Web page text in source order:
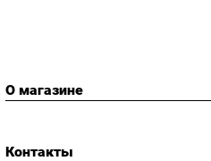
О магазине
Контакты